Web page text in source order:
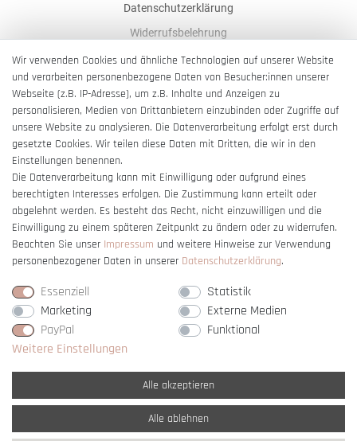
Datenschutzerklärung
Widerrufsbelehrung
AGB
Impressum
Barrierefreiheitserklärung
Vertrag widerrufen
Wir verwenden Cookies und ähnliche Technologien auf unserer Website
und verarbeiten personenbezogene Daten von Besucher:innen unserer
Webseite (z.B. IP-Adresse), um z.B. Inhalte und Anzeigen zu
personalisieren, Medien von Drittanbietern einzubinden oder Zugriffe auf
unsere Website zu analysieren. Die Datenverarbeitung erfolgt erst durch
gesetzte Cookies. Wir teilen diese Daten mit Dritten, die wir in den
Einstellungen benennen.
Die Datenverarbeitung kann mit Einwilligung oder aufgrund eines
berechtigten Interesses erfolgen. Die Zustimmung kann erteilt oder
abgelehnt werden. Es besteht das Recht, nicht einzuwilligen und die
Einwilligung zu einem späteren Zeitpunkt zu ändern oder zu widerrufen.
Beachten Sie unser Impressum und weitere Hinweise zur Verwendung
personenbezogener Daten in unserer Daten­schutz­erklärung.
Essenziell
Statistik
Marketing
Externe Medien
PayPal
Funktional
Weitere Einstellungen
Alle akzeptieren
Alle ablehnen